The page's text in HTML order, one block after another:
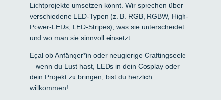
Lichtprojekte umsetzen könnt. Wir sprechen über
verschiedene LED-Typen (z. B. RGB, RGBW, High-
Power-LEDs, LED-Stripes), was sie unterscheidet
und wo man sie sinnvoll einsetzt.
Egal ob Anfänger*in oder neugierige Craftingseele
– wenn du Lust hast, LEDs in dein Cosplay oder
dein Projekt zu bringen, bist du herzlich
willkommen!